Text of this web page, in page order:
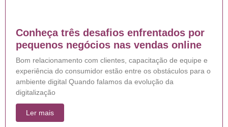
Conheça três desafios enfrentados por
pequenos negócios nas vendas online
Bom relacionamento com clientes, capacitação de equipe e
experiência do consumidor estão entre os obstáculos para o
ambiente digital Quando falamos da evolução da
digitalização
Ler mais